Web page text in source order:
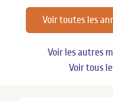
Voir toutes les
Voir les autres
Voir tous